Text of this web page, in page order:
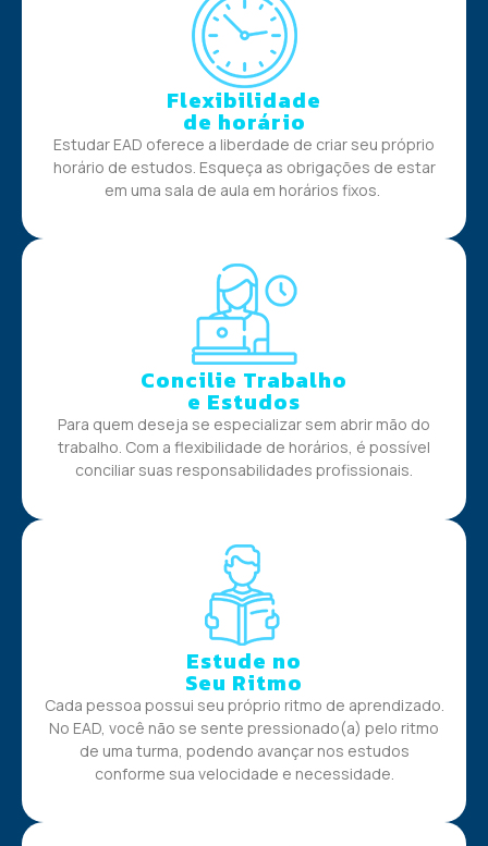
Flexibilidade
de horário
Estudar EAD oferece a liberdade de criar seu próprio
horário de estudos. Esqueça as obrigações de estar
em uma sala de aula em horários fixos.
Concilie Trabalho
e Estudos
Para quem deseja se especializar sem abrir mão do
trabalho. Com a flexibilidade de horários, é possível
conciliar suas responsabilidades profissionais.
Estude no
Seu Ritmo
Cada pessoa possui seu próprio ritmo de aprendizado.
No EAD, você não se sente pressionado(a) pelo ritmo
de uma turma, podendo avançar nos estudos
conforme sua velocidade e necessidade.